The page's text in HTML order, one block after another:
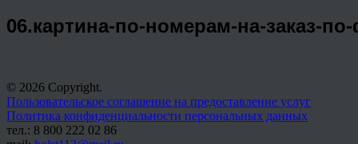
06.картина-по-номерам-на-заказ-
© 2026 Copyright.
Пользовательское соглашение на предоставление услуг
Политика конфиденциальности персональных данных
тел.: 8 800 222 02 86